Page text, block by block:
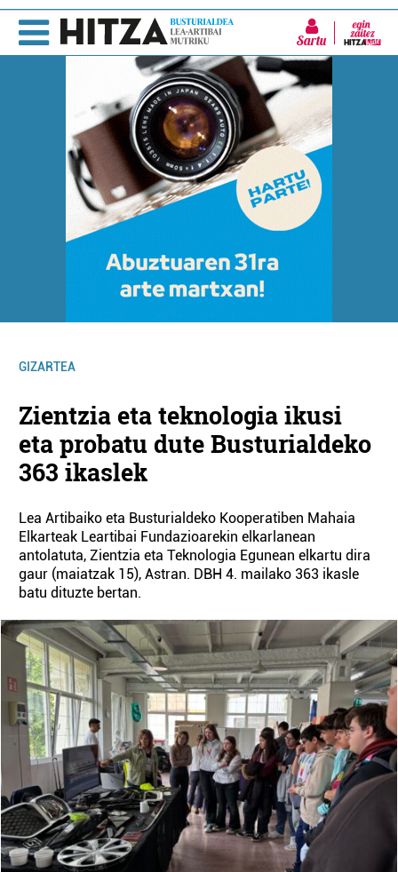
Sartu
GIZARTEA
Zientzia eta teknologia ikusi
eta probatu dute Busturialdeko
363 ikaslek
Lea Artibaiko eta Busturialdeko Kooperatiben Mahaia
Elkarteak Leartibai Fundazioarekin elkarlanean
antolatuta, Zientzia eta Teknologia Egunean elkartu dira
gaur (maiatzak 15), Astran. DBH 4. mailako 363 ikasle
batu dituzte bertan.